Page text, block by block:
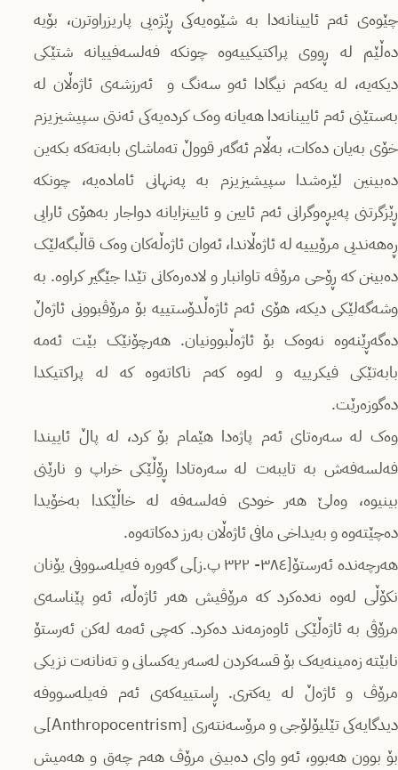
چێوەی ئەم ئایینانەدا بە شێوەیەکی ڕێژەیی پاریزراوترن، بۆیە
دەڵێم لە ڕووی پراکتیکییەوە چونکە فەلسەفییانە شتێکی
دیکەیە، لە یەکەم نیگادا ئەو سەنگ و ئەرزشەی ئاژەڵان لە
بەستێنی ئەم ئایینانەدا هەیانە وەک کردەیەکی ئەنتی سپیشیزیزم
خۆی بەیان دەکات، بەڵام ئەگەر قووڵ تەماشای بابەتەکە بکەین
دەبینین لێرەشدا سپیشیزیزم بە پەنهانی ئامادەیە، چونکە
ڕێزگرتنی پەیڕەوگرانی ئەم ئایین و ئایینزایانە دواجار بەهۆی ئارایی
ڕەهەندیی مرۆیییە لە ئاژەڵاندا، ئەوان ئاژەڵەکان وەک قاڵبگەلێک
دەبینن کە ڕۆحی مرۆڤە تاوانبار و لادەرەکانی تێدا جێگیر کراوە. بە
وشەگەلێکی دیکە، هۆی ئەم ئاژەڵدۆستییە بۆ مرۆڤبوونی ئاژەڵ
دەگەڕێنەوە نەوەک بۆ ئاژەڵبوونیان. هەرچۆنێک بێت ئەمە
بابەتێکی فیکرییە و لەوە کەم ناکاتەوە کە لە پراکتیکدا
دەگوزەرێت.
وەک لە سەرەتای ئەم پاژەدا هێمام بۆ کرد، لە پاڵ ئاییندا
فەلسەفەش بە تایبەت لە سەرەتادا ڕۆڵێکی خراپ و نارێنی
بینیوە، وەلێ هەر خودی فەلسەفە لە خاڵێکدا بەخۆیدا
دەچێتەوە و بەیداخی مافی ئاژەڵان بەرز دەکاتەوە.
هەرچەندە ئەرستۆ[٣٨٤- ٣٢٢ پ.ز]ـی گەورە فەیلەسووفی یۆنان
نکۆڵی لەوە نەدەکرد کە مرۆڤیش هەر ئاژەڵە، ئەو پێناسەی
مرۆڤی بە ئاژەڵێکی ئاوەزمەند دەکرد. کەچی ئەمە لەکن ئەرستۆ
نابێتە زەمینەیەک بۆ قسەکردن لەسەر یەکسانی و تەنانەت نزیکی
مرۆڤ و ئاژەڵ لە یەکتری. ڕاستییەکەی ئەم فەیلەسووفە
دیدگایەکی تێلیۆلۆجی و مرۆسەنتەری [Anthropocentrism]ـی
بۆ بوون هەبوو، ئەو وای دەبینی مرۆڤ هەم چەق و هەمیش